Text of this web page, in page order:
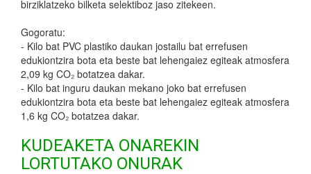
birziklatzeko bilketa selektiboz jaso zitekeen.
Gogoratu:
- Kilo bat PVC plastiko daukan jostailu bat errefusen
edukiontzira bota eta beste bat lehengaiez egiteak atmosfera
2,09 kg CO₂ botatzea dakar.
- Kilo bat inguru daukan mekano joko bat errefusen
edukiontzira bota eta beste bat lehengaiez egiteak atmosfera
1,6 kg CO₂ botatzea dakar.
KUDEAKETA ONAREKIN
LORTUTAKO ONURAK